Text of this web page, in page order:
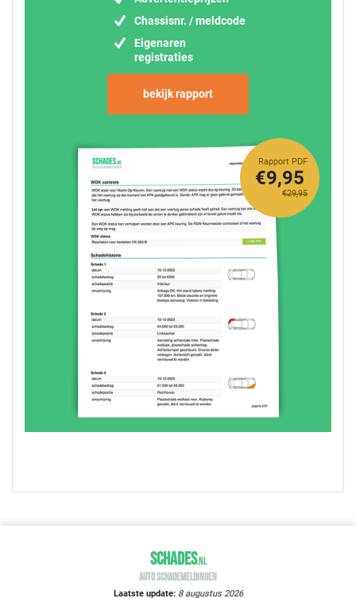
Chassisnr. / meldcode
Eigenaren
registraties
bekijk rapport
Rapport PDF
€29,95
€9,95
SCHADES.NL
AUTO SCHADEMELDINGEN
Laatste update: 8 augustus 2026